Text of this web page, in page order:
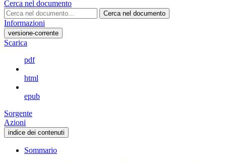
Cerca nel documento
Cerca nel documento
Informazioni
versione-corrente
Scarica
pdf
html
epub
Sorgente
Azioni
indice dei contenuti
Sommario